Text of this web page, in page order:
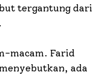
tergantung dari
macam. Farid
ada